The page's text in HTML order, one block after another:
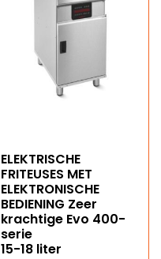
ELEKTRISCHE
FRITEUSES MET
ELEKTRONISCHE
BEDIENING Zeer
krachtige Evo 400-
serie
15-18 liter